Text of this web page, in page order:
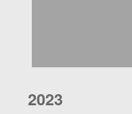
2023